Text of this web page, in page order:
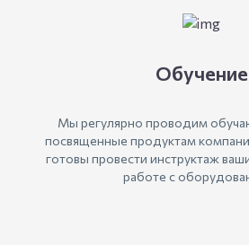
Обучение
Мы регулярно проводим
посвященные продуктам
готовы провести инструктаж
работе с